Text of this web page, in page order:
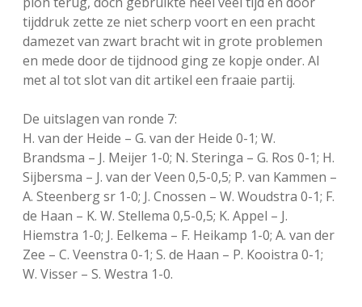
tijddruk zette ze niet scherp voort en een pracht
damezet van zwart bracht wit in grote problemen
en mede door de tijdnood ging ze kopje onder. Al
met al tot slot van dit artikel een fraaie partij.
De uitslagen van ronde 7:
H. van der Heide – G. van der Heide 0-1; W.
Brandsma – J. Meijer 1-0; N. Steringa – G. Ros 0-1; H.
Sijbersma – J. van der Veen 0,5-0,5; P. van Kammen –
A. Steenberg sr 1-0; J. Cnossen – W. Woudstra 0-1; F.
de Haan – K. W. Stellema 0,5-0,5; K. Appel – J.
Hiemstra 1-0; J. Eelkema – F. Heikamp 1-0; A. van der
Zee – C. Veenstra 0-1; S. de Haan – P. Kooistra 0-1;
W. Visser – S. Westra 1-0.